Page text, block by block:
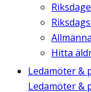
Hitta
Ledamöter &
Ledamöter &